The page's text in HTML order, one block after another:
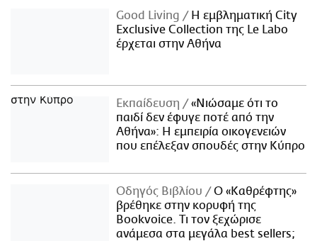
Good Living
Η εμβληματική City
Exclusive Collection της Le Labo
έρχεται στην Αθήνα
Εκπαίδευση
«Νιώσαμε ότι το
παιδί δεν έφυγε ποτέ από την
Αθήνα»: Η εμπειρία οικογενειών
που επέλεξαν σπουδές στην Κύπρο
Οδηγός Βιβλίου
Ο «Καθρέφτης»
βρέθηκε στην κορυφή της
Bookvoice. Τι τον ξεχώρισε
ανάμεσα στα μεγάλα best sellers;